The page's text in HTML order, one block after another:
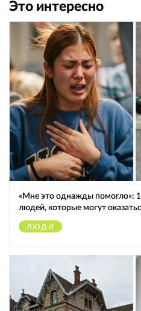
Это интересно
«Мне это однажды помогло»:
людей, которые могут
ЛЮДИ